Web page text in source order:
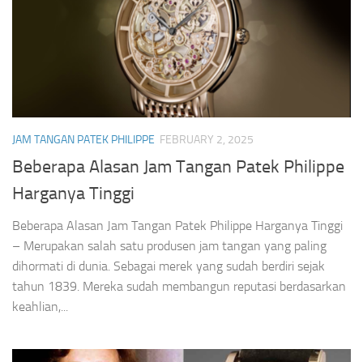
JAM TANGAN PATEK PHILIPPE FEBRUARY 2, 2025
Beberapa Alasan Jam Tangan Patek Philippe
Harganya Tinggi
Beberapa Alasan Jam Tangan Patek Philippe Harganya Tinggi
– Merupakan salah satu produsen jam tangan yang paling
dihormati di dunia. Sebagai merek yang sudah berdiri sejak
tahun 1839. Mereka sudah membangun reputasi berdasarkan
keahlian,...